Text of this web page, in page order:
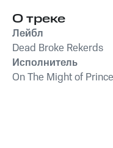
О треке
Лейбл
Dead Broke Rekerds
Исполнитель
On The Might of